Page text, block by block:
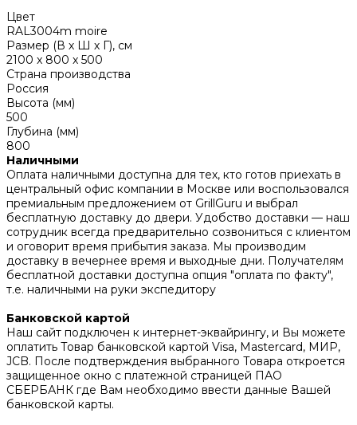
Цвет
RAL3004m moire
Размер (В х Ш х Г), см
2100 x 800 x 500
Страна производства
Россия
Высота (мм)
500
Глубина (мм)
800
Наличными
Оплата наличными доступна для тех, кто готов приехать в
центральный офис компании в Москве или воспользовался
премиальным предложением от GrillGuru и выбрал
бесплатную доставку до двери. Удобство доставки — наш
сотрудник всегда предварительно созвониться с клиентом
и оговорит время прибытия заказа. Мы производим
доставку в вечернее время и выходные дни. Получателям
бесплатной доставки доступна опция "оплата по факту",
т.е. наличными на руки экспедитору
Банковской картой
Наш сайт подключен к интернет-эквайрингу, и Вы можете
оплатить Товар банковской картой Visa, Mastercard, МИР,
JCB. После подтверждения выбранного Товара откроется
защищенное окно с платежной страницей ПАО
СБЕРБАНК где Вам необходимо ввести данные Вашей
банковской карты.